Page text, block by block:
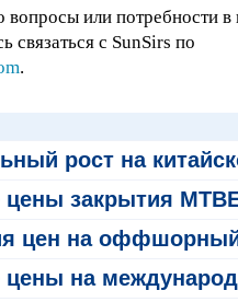
вопросы или потребности в
связаться с SunSirs по
.
китайском рынке MTBE в
по всему совету были снижены 4
рынок MTBE в Китае закрываются 29
рынок MTBE упали 27